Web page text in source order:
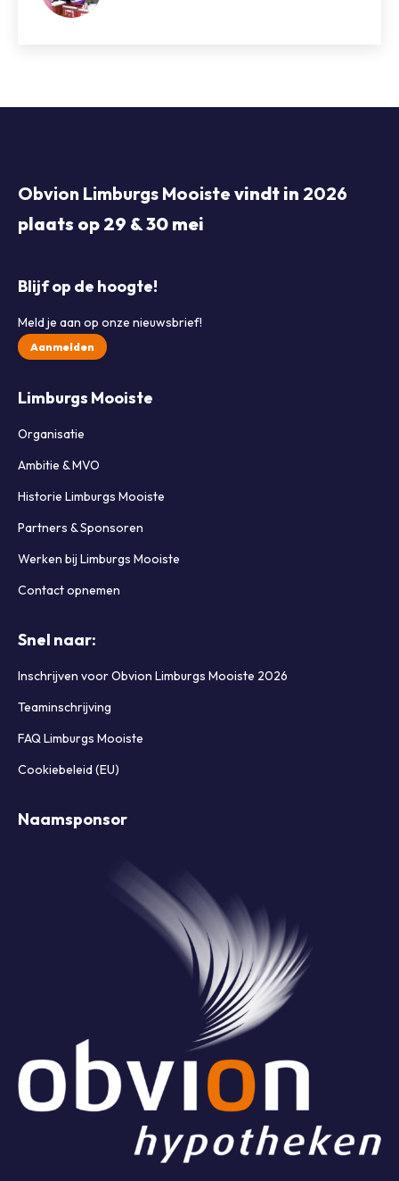
Obvion Limburgs Mooiste vindt in 2026
plaats op 29 & 30 mei
Blijf op de hoogte!
Meld je aan op onze nieuwsbrief!
Aanmelden
Limburgs Mooiste
Organisatie
Ambitie & MVO
Historie Limburgs Mooiste
Partners & Sponsoren
Werken bij Limburgs Mooiste
Contact opnemen
Snel naar:
Inschrijven voor Obvion Limburgs Mooiste 2026
Teaminschrijving
FAQ Limburgs Mooiste
Cookiebeleid (EU)
Naamsponsor